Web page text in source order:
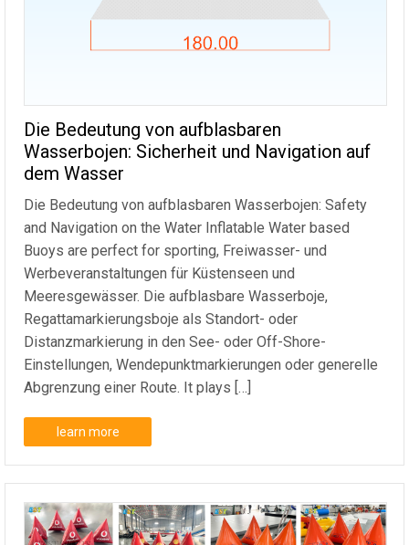
Die Bedeutung von aufblasbaren
Wasserbojen: Sicherheit und Navigation auf
dem Wasser
Die Bedeutung von aufblasbaren Wasserbojen: Safety
and Navigation on the Water Inflatable Water based
Buoys are perfect for sporting, Freiwasser- und
Werbeveranstaltungen für Küstenseen und
Meeresgewässer. Die aufblasbare Wasserboje,
Regattamarkierungsboje als Standort- oder
Distanzmarkierung in den See- oder Off-Shore-
Einstellungen, Wendepunktmarkierungen oder generelle
Abgrenzung einer Route. It plays […]
learn more